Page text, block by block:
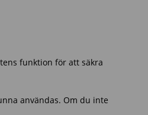
funktion för att säkra
användas. Om du inte